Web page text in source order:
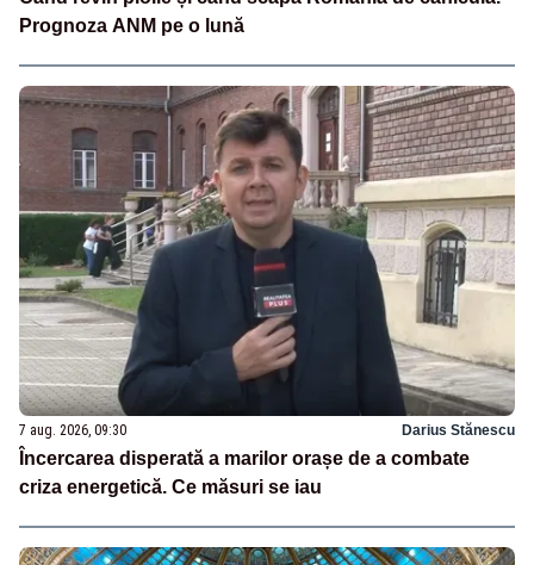
Prognoza ANM pe o lună
7 aug. 2026, 09:30 Darius Stănescu
Încercarea disperată a marilor orașe de a combate
criza energetică. Ce măsuri se iau